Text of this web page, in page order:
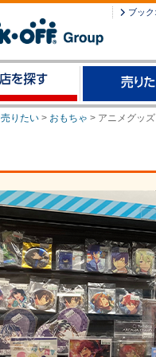
ブッ
売りたい > おもちゃ > アニメグッズ